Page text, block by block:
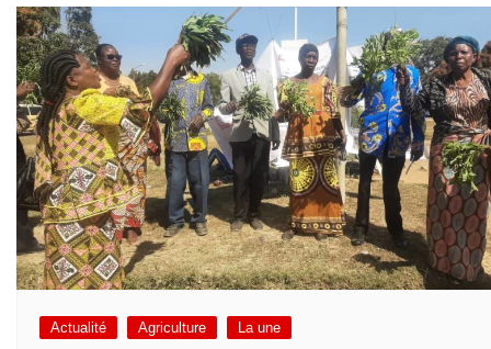
Actualité Agriculture La une